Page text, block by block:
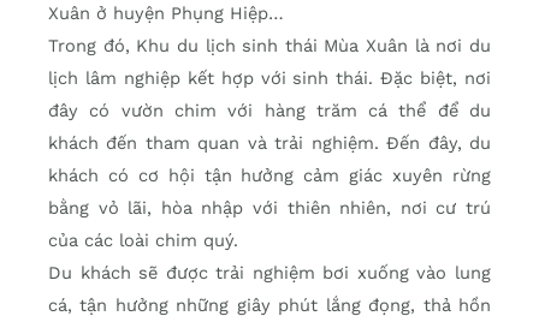
Xuân ở huyện Phụng Hiệp…
Trong đó, Khu du lịch sinh thái Mùa Xuân là nơi du
lịch lâm nghiệp kết hợp với sinh thái. Đặc biệt, nơi
đây có vườn chim với hàng trăm cá thể để du
khách đến tham quan và trải nghiệm. Đến đây, du
khách có cơ hội tận hưởng cảm giác xuyên rừng
bằng vỏ lãi, hòa nhập với thiên nhiên, nơi cư trú
của các loài chim quý.
Du khách sẽ được trải nghiệm bơi xuống vào lung
cá, tận hưởng những giây phút lắng đọng, thả hồn